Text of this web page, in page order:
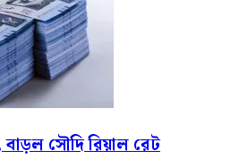
সৌদি রিয়াল রেট